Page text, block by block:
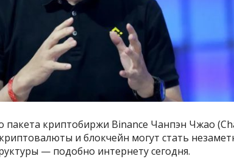
пакета криптобиржи Binance Чанпэн Чжао
и блокчейн могут стать
— подобно интернету сегодня.